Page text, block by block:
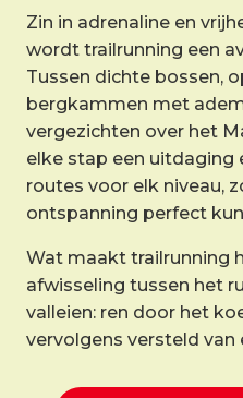
Zin in adrenaline en
wordt trailrunning een
Tussen dichte bossen,
bergkammen met
vergezichten over het
elke stap een uitdaging
routes voor elk niveau,
ontspanning perfect
Wat maakt trailrunning
afwisseling tussen het
valleien: ren door het
vervolgens versteld van